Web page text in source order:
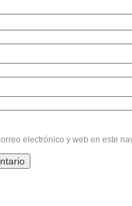
electrónico y web en este